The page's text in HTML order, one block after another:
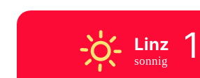
Linz
sonnig